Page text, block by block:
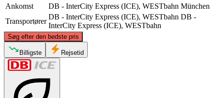
Ankomst
DB - InterCity Express (ICE), WESTbahn München
Transportører
DB - InterCity Express (ICE), WESTbahn DB -
InterCity Express (ICE), WESTbahn
Søg efter den bedste pris
Stuttgart
©CARTO , ©OpenStreetMap
Billigste Rejsetid